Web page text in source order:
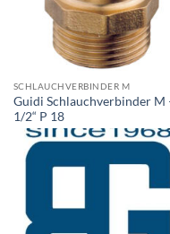
SCHLAUCHVERBINDER M
Guidi Schlauchverbinder M
1/2“ P 18